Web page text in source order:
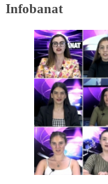
Infobanat